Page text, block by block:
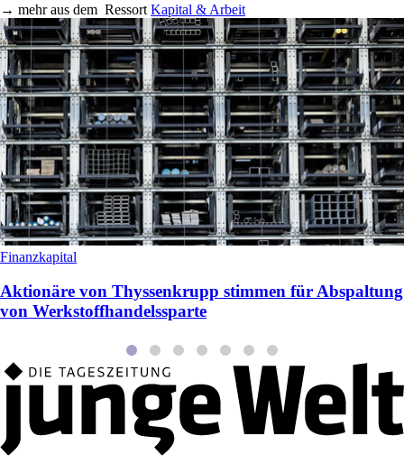
→ mehr aus dem Ressort Kapital & Arbeit
Finanzkapital
Aktionäre von Thyssenkrupp stimmen für Abspaltung
von Werkstoffhandelssparte